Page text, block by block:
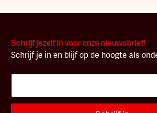
Schrijf jezelf in voor onze nieuwsbrief!
Schrijf je in en blijf op de hoogte als